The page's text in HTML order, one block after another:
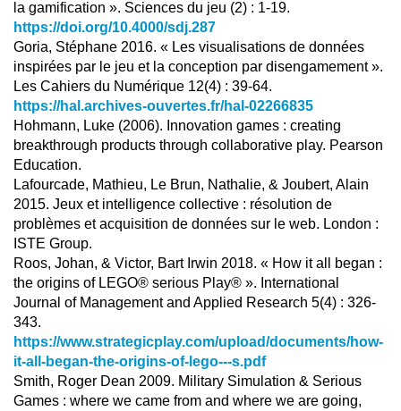
la gamification ». Sciences du jeu (2) : 1-19.
https://doi.org/10.4000/sdj.287
Goria, Stéphane 2016. « Les visualisations de données
inspirées par le jeu et la conception par disengamement ».
Les Cahiers du Numérique 12(4) : 39-64.
https://hal.archives-ouvertes.fr/hal-02266835
Hohmann, Luke (2006). Innovation games : creating
breakthrough products through collaborative play. Pearson
Education.
Lafourcade, Mathieu, Le Brun, Nathalie, & Joubert, Alain
2015. Jeux et intelligence collective : résolution de
problèmes et acquisition de données sur le web. London :
ISTE Group.
Roos, Johan, & Victor, Bart Irwin 2018. « How it all began :
the origins of LEGO® serious Play® ». International
Journal of Management and Applied Research 5(4) : 326-
343.
https://www.strategicplay.com/upload/documents/how-
it-all-began-the-origins-of-lego---s.pdf
Smith, Roger Dean 2009. Military Simulation & Serious
Games : where we came from and where we are going,